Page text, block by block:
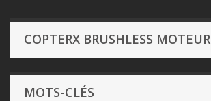
COPTERX BRUSHLESS MOTEUR
MOTS-CLÉS